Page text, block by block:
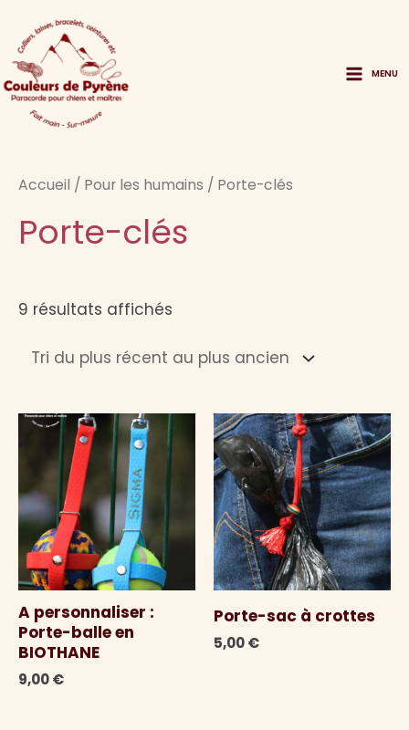
contenu
MENU
Accueil / Pour les humains / Porte-clés
Porte-clés
9 résultats affichés
récent
au
A personnaliser :
Porte-balle en
BIOTHANE
9,00€
Porte-sac à crottes
5,00€